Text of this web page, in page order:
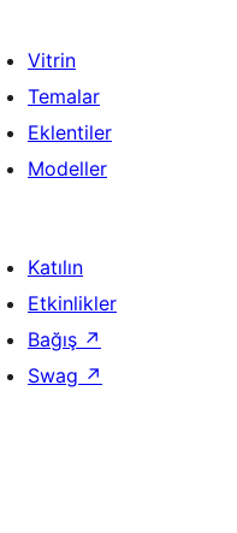
Vitrin
Temalar
Eklentiler
Modeller
Katılın
Etkinlikler
Bağış ↗
Swag ↗